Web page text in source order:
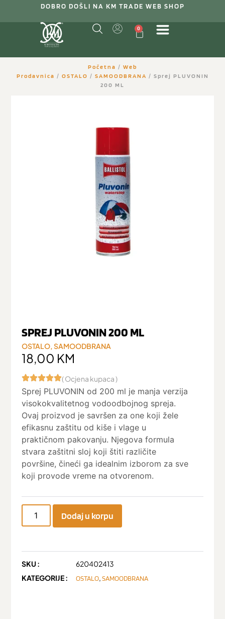
DOBRO DOŠLI NA KM TRADE WEB SHOP
0
Početna / Web
Prodavnica / OSTALO / SAMOODBRANA / Sprej PLUVONIN
200 ML
SPREJ PLUVONIN 200 ML
OSTALO,SAMOODBRANA
18,00 KM
( Ocjena kupaca )
Sprej PLUVONIN od 200 ml je manja verzija
visokokvalitetnog vodoodbojnog spreja.
Ovaj proizvod je savršen za one koji žele
efikasnu zaštitu od kiše i vlage u
praktičnom pakovanju. Njegova formula
stvara zaštitni sloj koji štiti različite
površine, čineći ga idealnim izborom za sve
koji provode vreme na otvorenom.
Dodaj u korpu
SKU :
620402413
KATEGORIJE :
OSTALO,SAMOODBRANA